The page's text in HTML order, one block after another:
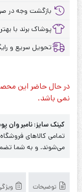
بازگشت وجه در
پوشاک برند با
تحویل سریع و
در حال حاضر این
نمی باشد.
کینک سایز: نامبر وان
تمامی کالاهای
می‌شوند. و به شما
توضیحات